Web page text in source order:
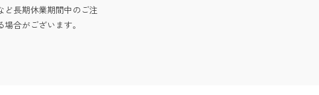
ど長期休業期間中のご注
合がございます。